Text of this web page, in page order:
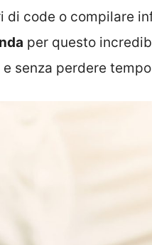
di code o compilare
per questo
senza perdere